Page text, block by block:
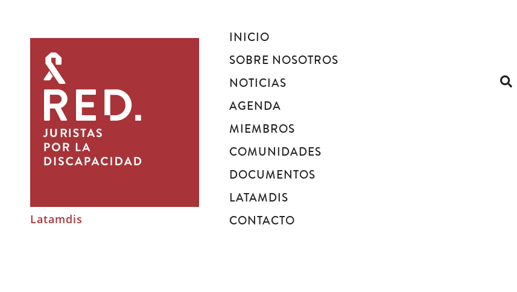
por
discapacidad
Latamdis
INICIO
SOBRE NOSOTROS
NOTICIAS
AGENDA
MIEMBROS
COMUNIDADES
DOCUMENTOS
LATAMDIS
CONTACTO